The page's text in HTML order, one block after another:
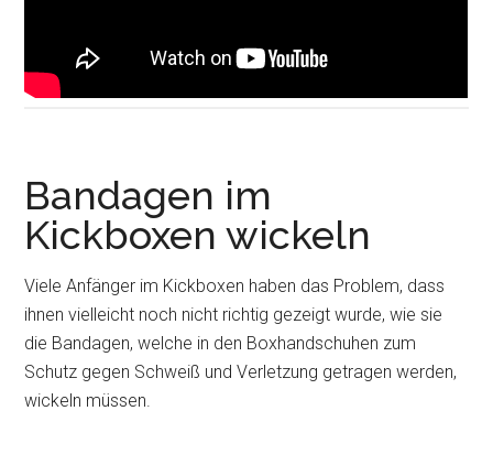
Bandagen im
Kickboxen wickeln
Viele Anfänger im Kickboxen haben das Problem, dass
ihnen vielleicht noch nicht richtig gezeigt wurde, wie sie
die Bandagen, welche in den Boxhandschuhen zum
Schutz gegen Schweiß und Verletzung getragen werden,
wickeln müssen.